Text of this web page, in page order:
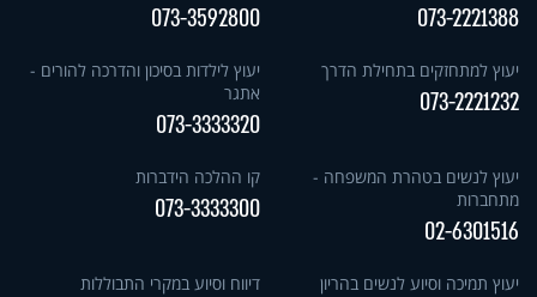
073-2221388
073-3592800
יעוץ למתחזקים בתחילת הדרך
073-2221232
יעוץ לילדות בסיכון והדרכה להורים -
אתגר
073-3333320
יעוץ לנשים בטהרת המשפחה -
מתחברות
02-6301516
קו ההלכה הידברות
073-3333300
יעוץ תמיכה וסיוע לנשים בהריון דיווח וסיוע במקרי התבוללות